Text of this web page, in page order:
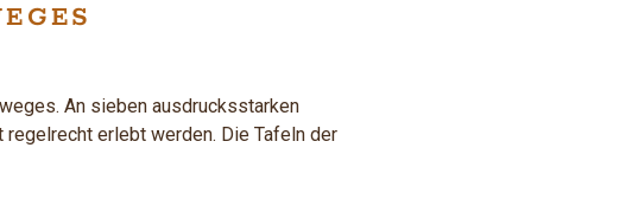
An sieben ausdrucksstarken
regelrecht erlebt werden. Die Tafeln der